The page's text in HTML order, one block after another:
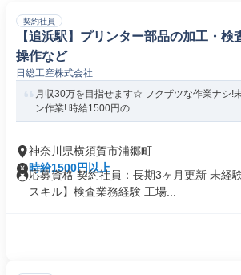
契約社員
【追浜駅】プリンター部品の加工・検
操作など
日総工産株式会社
月収30万を目指せます☆ フクザツな作業ナシ!
ン作業! 時給1500円の...
神奈川県横須賀市浦郷町
時給1500円以上
応募資格 契約社員：長期3ヶ月更新 未経
スキル】検査業務経験 工場...